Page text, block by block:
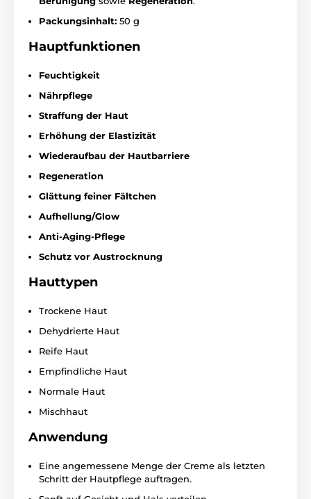
Packungsinhalt: 50 g
Hauptfunktionen
Feuchtigkeit
Nährpflege
Straffung der Haut
Erhöhung der Elastizität
Wiederaufbau der Hautbarriere
Regeneration
Glättung feiner Fältchen
Aufhellung/Glow
Anti-Aging-Pflege
Schutz vor Austrocknung
Hauttypen
Trockene Haut
Dehydrierte Haut
Reife Haut
Empfindliche Haut
Normale Haut
Mischhaut
Anwendung
Eine angemessene Menge der Creme als letzten
Schritt der Hautpflege auftragen.